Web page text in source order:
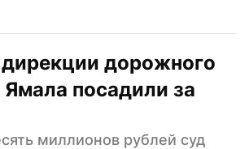
дорожного
Ямала посадили за
миллионов рублей суд